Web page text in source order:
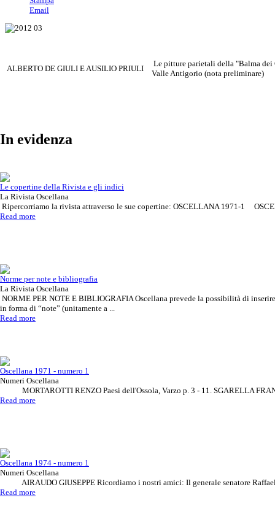
Email
ALBERTO DE GIULI E AUSILIO PRIULI
Le pitture parietali della "Balma
Valle Antigorio (nota preliminare)
In evidenza
Le copertine della Rivista e gli indici
La Rivista Oscellana
Ripercorriamo la rivista attraverso le sue copertine: OSCELLANA 1971-1
Read more
Norme per note e bibliografia
La Rivista Oscellana
NORME PER NOTE E BIBLIOGRAFIA Oscellana prevede la possibilità di
in forma di “note” (unitamente a ...
Read more
Oscellana 1971 - numero 1
Numeri Oscellana
MORTAROTTI RENZO Paesi dell'Ossola, Varzo p. 3 - 11. SGARELLA
Read more
Oscellana 1974 - numero 1
Numeri Oscellana
AIRAUDO GIUSEPPE Ricordiamo i nostri amici: Il generale senatore
Read more